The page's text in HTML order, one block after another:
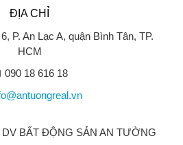
ĐỊA CHỈ
P. An Lạc A, quận Bình Tân, TP.
HCM
090 18 616 18
BẤT ĐỘNG SẢN AN TƯỜNG